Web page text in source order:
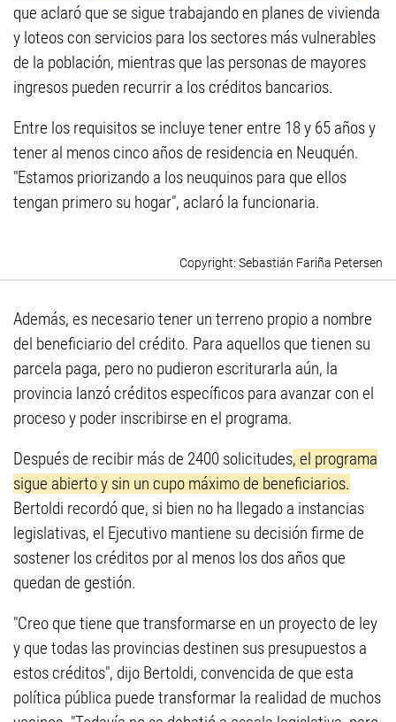
que aclaró que se sigue trabajando en planes de vivienda
y loteos con servicios para los sectores más vulnerables
de la población, mientras que las personas de mayores
ingresos pueden recurrir a los créditos bancarios.
Entre los requisitos se incluye tener entre 18 y 65 años y
tener al menos cinco años de residencia en Neuquén.
"Estamos priorizando a los neuquinos para que ellos
tengan primero su hogar", aclaró la funcionaria.
Sebastián Fariña Petersen
Además, es necesario tener un terreno propio a nombre
del beneficiario del crédito. Para aquellos que tienen su
parcela paga, pero no pudieron escriturarla aún, la
provincia lanzó créditos específicos para avanzar con el
proceso y poder inscribirse en el programa.
Después de recibir más de 2400 solicitudes, el programa
sigue abierto y sin un cupo máximo de beneficiarios.
Bertoldi recordó que, si bien no ha llegado a instancias
legislativas, el Ejecutivo mantiene su decisión firme de
sostener los créditos por al menos los dos años que
quedan de gestión.
"Creo que tiene que transformarse en un proyecto de ley
y que todas las provincias destinen sus presupuestos a
estos créditos", dijo Bertoldi, convencida de que esta
política pública puede transformar la realidad de muchos